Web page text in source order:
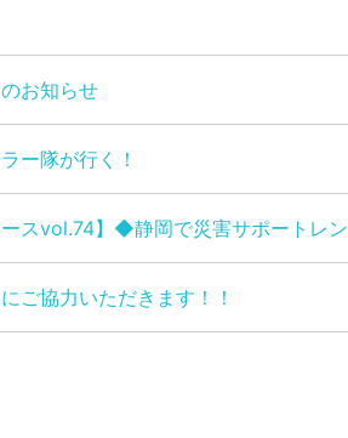
お知らせ
ー隊が行く！
ースvol.74】◆静岡で災害サポートレ
ご協力いただきます！！